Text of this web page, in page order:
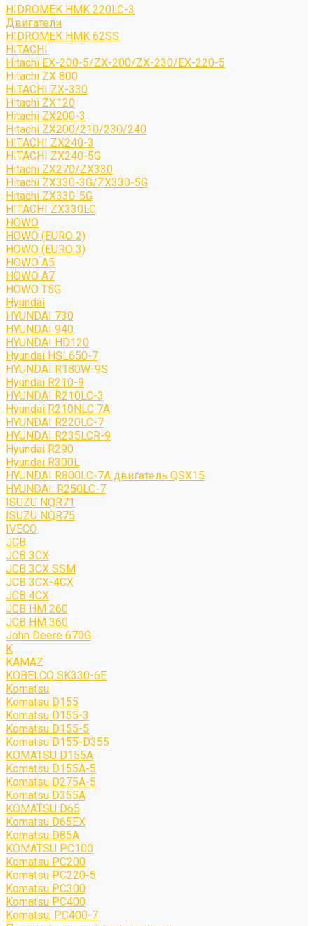
HIDROMEK HMK 220LC-3
Двигатели
HIDROMEK HMK 62SS
HITACHI
Hitachi EX-200-5/ZX-200/ZX-230/EX-220-5
Hitachi ZX 800
HITACHI ZX-330
Hitachi ZX120
Hitachi ZX200-3
Hitachi ZX200/210/230/240
HITACHI ZX240-3
HITACHI ZX240-5G
Hitachi ZX270/ZX330
Hitachi ZX330-3G/ZX330-5G
Hitachi ZX330-5G
HITACHI ZX330LC
HOWO
HOWO (EURO 2)
HOWO (EURO 3)
HOWO A5
HOWO A7
HOWO T5G
Hyundai
HYUNDAI 730
HYUNDAI 940
HYUNDAI HD120
Hyundai HSL650-7
HYUNDAI R180W-9S
Hyundai R210-9
HYUNDAI R210LC-3
Hyundai R210NLC 7A
HYUNDAI R220LC-7
HYUNDAI R235LCR-9
Hyundai R290
Hyundai R300L
HYUNDAI R800LC-7A двигатель QSX15
HYUNDAI: R250LC-7
ISUZU NQR71
ISUZU NQR75
IVECO
JCB
JCB 3CX
JCB 3CX SSM
JCB 3CX-4CX
JCB 4CX
JCB HM 260
JCB HM 360
John Deere 670G
K
KAMAZ
KOBELCO SK330-6E
Komatsu
Komatsu D155
Komatsu D155-3
Komatsu D155-5
Komatsu D155-D355
KOMATSU D155A
Komatsu D155A-5
Komatsu D275A-5
Komatsu D355A
KOMATSU D65
Komatsu D65EX
Komatsu D85A
KOMATSU PC100
Komatsu PC200
Komatsu PC220-5
Komatsu PC300
Komatsu PC400
Komatsu; PC400-7